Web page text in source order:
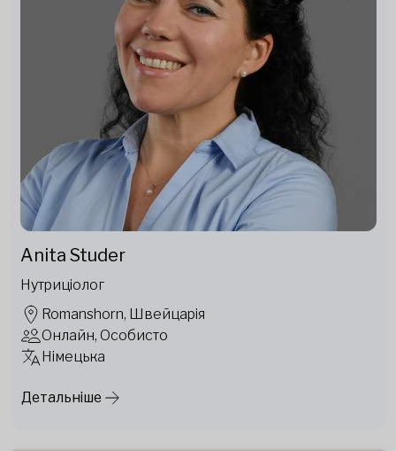
Anita Studer
Нутриціолог
Romanshorn, Швейцарія
Онлайн, Особисто
Німецька
Детальніше